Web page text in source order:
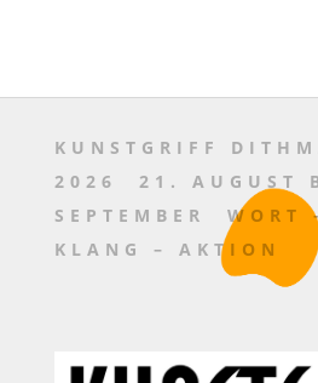
KUNSTGRIFF
2026 21. AUGUST
SEPTEMBER WORT
KLANG – AKTION